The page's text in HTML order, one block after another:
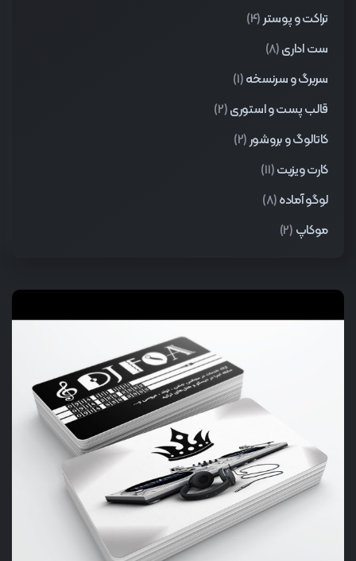
تراکت و پوستر(4)
ست اداری(8)
سربرگ و سرنسخه(1)
قالب پست و استوری(2)
کاتالوگ و بروشور(2)
کارت ویزیت(11)
لوگو آماده(8)
موکاپ (2)